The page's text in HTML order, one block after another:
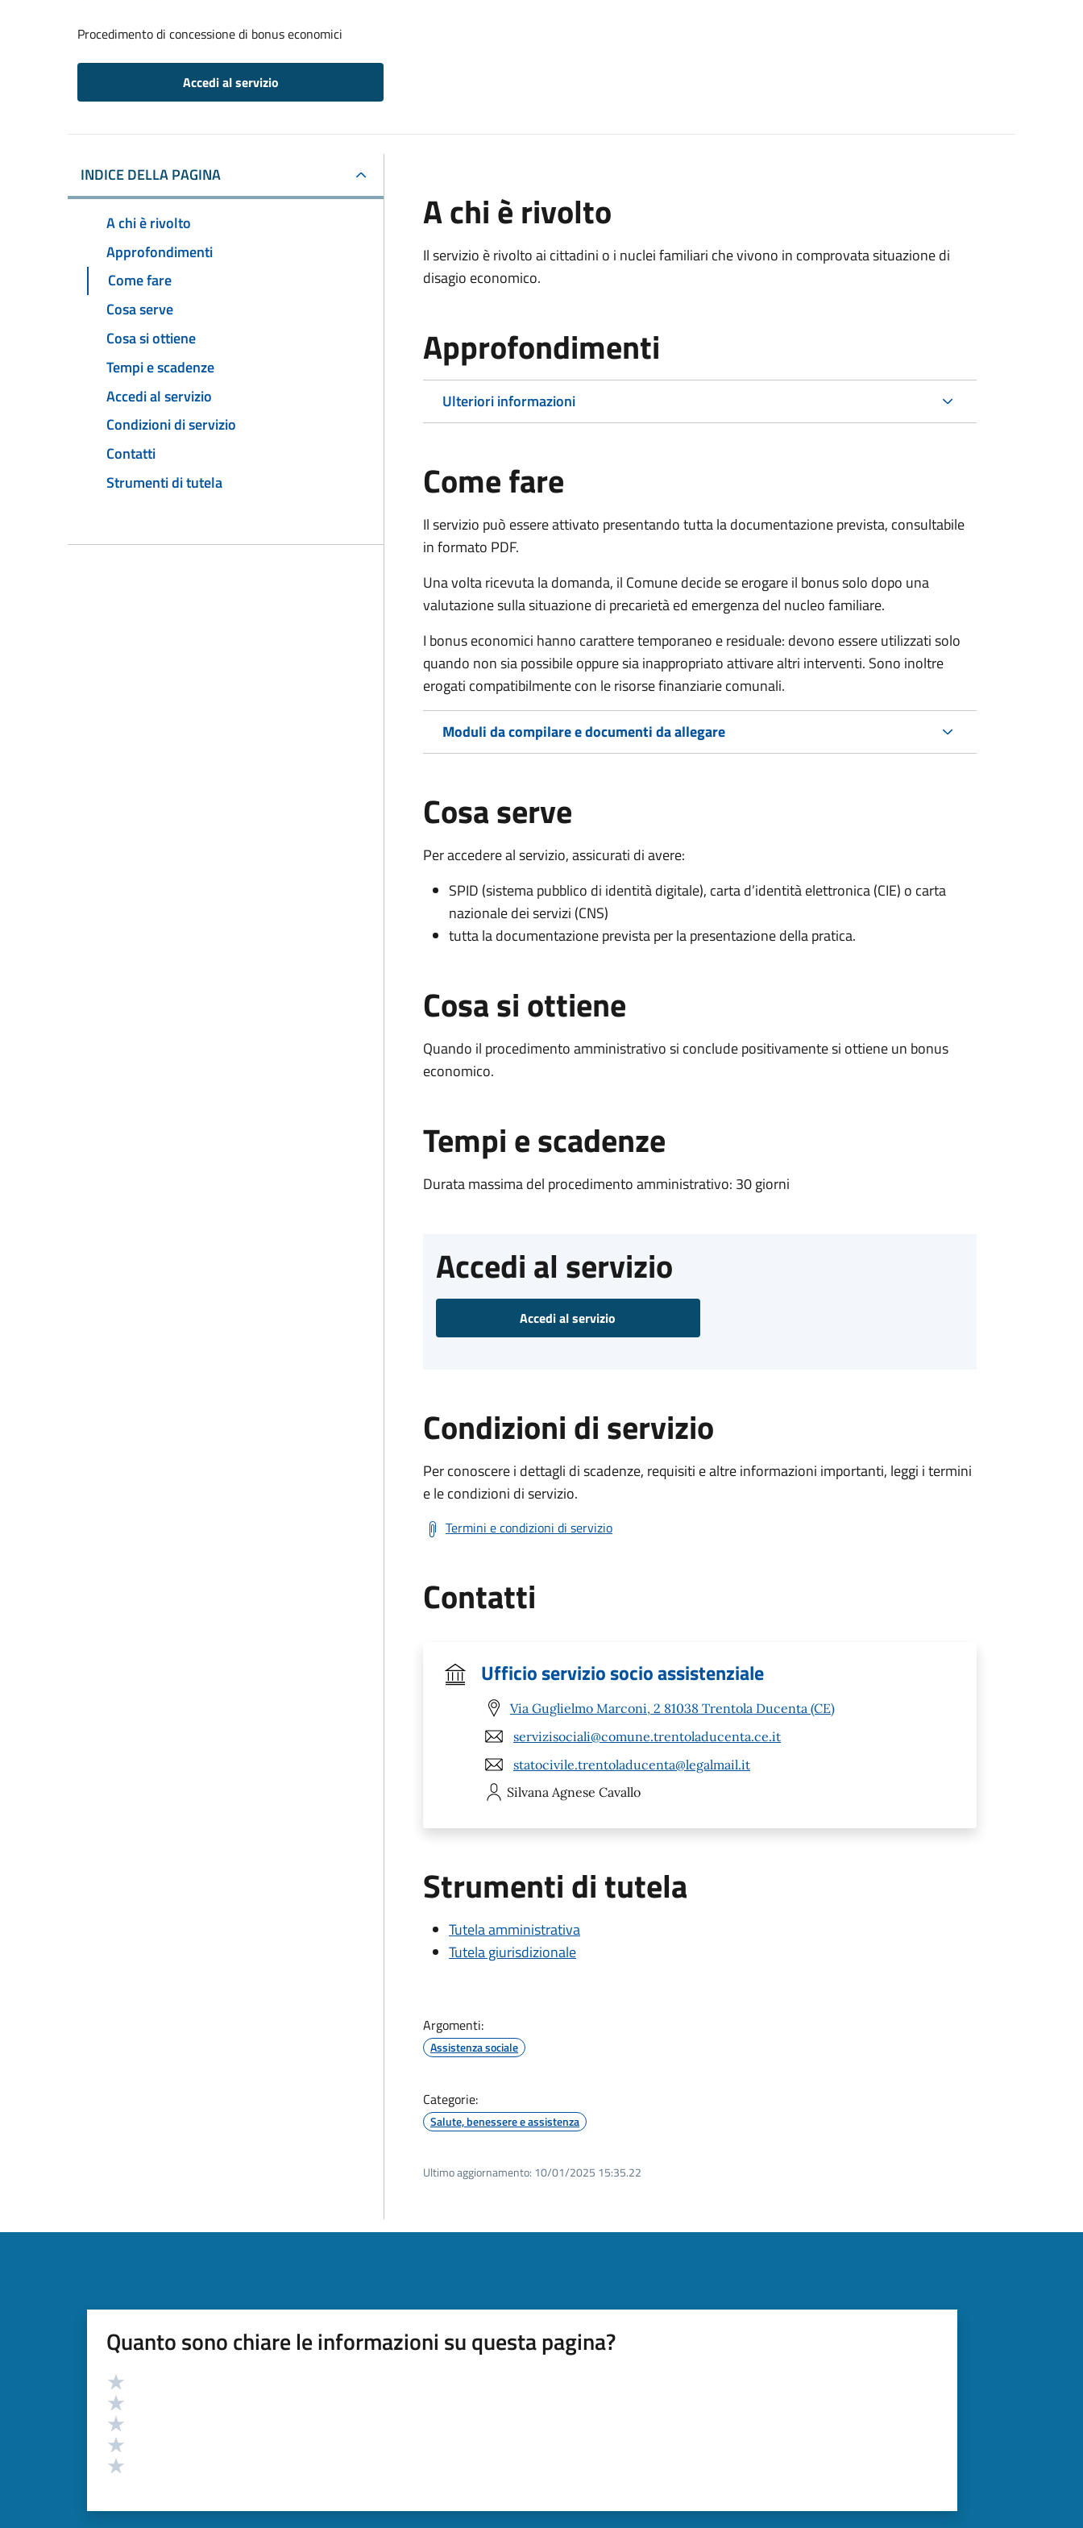
Procedimento di concessione di bonus economici
Accedi al servizio
INDICE DELLA PAGINA
A chi è rivolto
Approfondimenti
Come fare
Cosa serve
Cosa si ottiene
Tempi e scadenze
Accedi al servizio
Condizioni di servizio
Contatti
Strumenti di tutela
A chi è rivolto
Il servizio è rivolto ai cittadini o i nuclei familiari che vivono in comprovata situazione di
disagio economico.
Approfondimenti
Ulteriori informazioni
Come fare
Il servizio può essere attivato presentando tutta la documentazione prevista, consultabile
in formato PDF.
Una volta ricevuta la domanda, il Comune decide se erogare il bonus solo dopo una
valutazione sulla situazione di precarietà ed emergenza del nucleo familiare.
I bonus economici hanno carattere temporaneo e residuale: devono essere utilizzati solo
quando non sia possibile oppure sia inappropriato attivare altri interventi. Sono inoltre
erogati compatibilmente con le risorse finanziarie comunali.
Moduli da compilare e documenti da allegare
Cosa serve
Per accedere al servizio, assicurati di avere:
SPID (sistema pubblico di identità digitale), carta d’identità elettronica (CIE) o carta
nazionale dei servizi (CNS)
tutta la documentazione prevista per la presentazione della pratica.
Cosa si ottiene
Quando il procedimento amministrativo si conclude positivamente si ottiene un bonus
economico.
Tempi e scadenze
Durata massima del procedimento amministrativo: 30 giorni
Accedi al servizio
Accedi al servizio
Condizioni di servizio
Per conoscere i dettagli di scadenze, requisiti e altre informazioni importanti, leggi i termini
e le condizioni di servizio.
Termini e condizioni di servizio
Contatti
Ufficio servizio socio assistenziale
Via Guglielmo Marconi, 2 81038 Trentola Ducenta (CE)
servizisociali@comune.trentoladucenta.ce.it
statocivile.trentoladucenta@legalmail.it
Silvana Agnese Cavallo
Strumenti di tutela
Tutela amministrativa
Tutela giurisdizionale
Argomenti:
Assistenza sociale
Categorie:
Salute, benessere e assistenza
Ultimo aggiornamento: 10/01/2025 15:35.22
Quanto sono chiare le informazioni su questa pagina?
Valutazione